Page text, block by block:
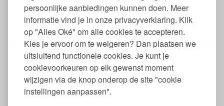
persoonlijke aanbiedingen kunnen doen. Meer
informatie vind je in onze privacyverklaring. Klik
op "Alles Oké" om alle cookies te accepteren.
Kies je ervoor om te weigeren? Dan plaatsen we
uitsluitend functionele cookies. Je kunt je
cookievoorkeuren op elk gewenst moment
wijzigen via de knop onderop de site "cookie
instellingen aanpassen".
Bij Comazo kleding met een label met 2 verschillende maten voor
Duitsland en Nederland valt de kleding volgens de Duitse (DE)
maat op het label. Dit is ook hoe wij het verkopen.
Maat
36 38 40 42 44
1/2 Borstomtrek
(cm.)
39
Tailleomvang
(cm's)
66-
69
70-
73
74-77 78-81 82-85